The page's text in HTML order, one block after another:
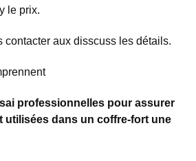
le prix.
contacter aux disscuss les détails.
professionnelles pour assurer
utilisées dans un coffre-fort une